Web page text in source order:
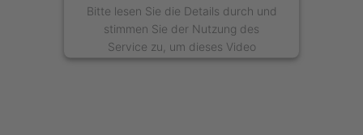
Bitte lesen Sie die Details durch und
stimmen Sie der Nutzung des
Service zu, um dieses Video
anzusehen.